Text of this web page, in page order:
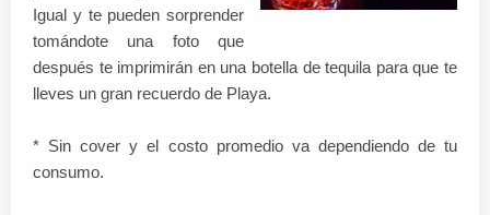
Igual y te pueden sorprender
tomándote una foto que
después te imprimirán en una botella de tequila para que te
lleves un gran recuerdo de Playa.
* Sin cover y el costo promedio va dependiendo de tu
consumo.